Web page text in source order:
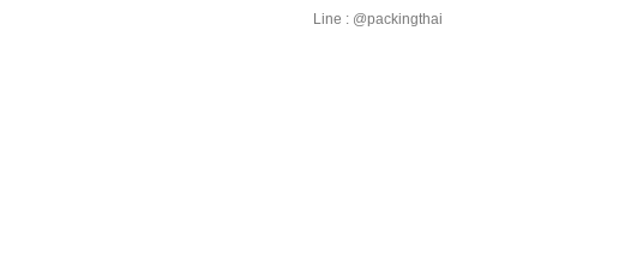
Line : @packingthai